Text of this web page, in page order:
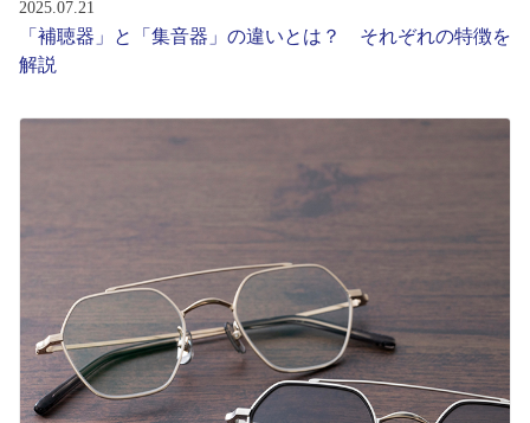
2025.07.21
「補聴器」と「集音器」の違いとは？ それぞれの特徴を
解説